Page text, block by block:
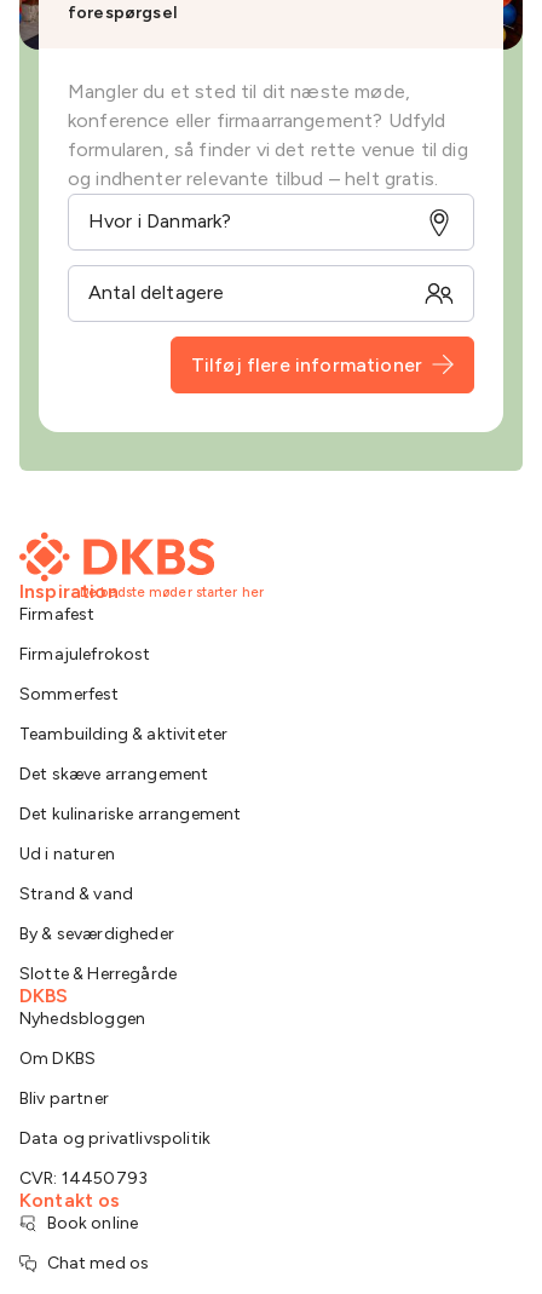
forespørgsel
Mangler du et sted til dit næste møde,
konference eller firmaarrangement? Udfyld
formularen, så finder vi det rette venue til dig
og indhenter relevante tilbud – helt gratis.
Tilføj flere informationer
De bedste møder starter her
Inspiration
Firmafest
Firmajulefrokost
Sommerfest
Teambuilding & aktiviteter
Det skæve arrangement
Det kulinariske arrangement
Ud i naturen
Strand & vand
By & seværdigheder
Slotte & Herregårde
DKBS
Nyhedsbloggen
Om DKBS
Bliv partner
Data og privatlivspolitik
CVR: 14450793
Kontakt os
Book online
Chat med os